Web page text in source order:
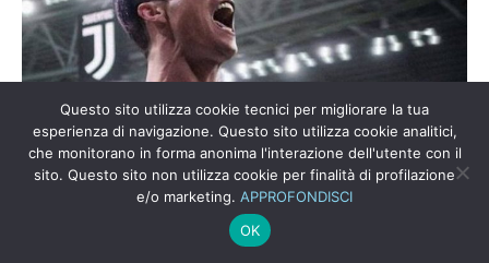
Questo sito utilizza cookie tecnici per migliorare la tua
esperienza di navigazione. Questo sito utilizza cookie analitici,
che monitorano in forma anonima l'interazione dell'utente con il
sito. Questo sito non utilizza cookie per finalità di profilazione
e/o marketing. APPROFONDISCI
OK